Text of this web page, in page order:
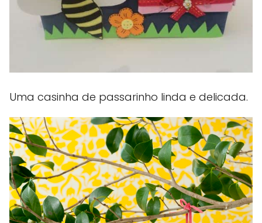
Uma casinha de passarinho linda e delicada.